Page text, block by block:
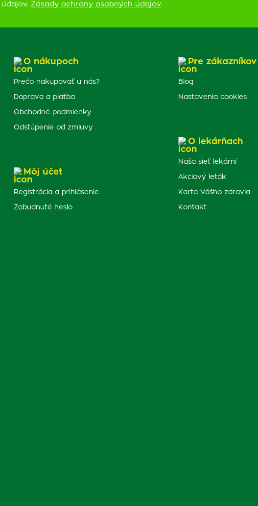
Zásady ochrany osobných údajov.
O nákupoch
Prečo nakupovať u nás?
Doprava a platba
Obchodné podmienky
Odstúpenie od zmluvy
Môj účet
Registrácia a prihlásenie
Zabudnuté heslo
Pre zákazníkov
Blog
Nastavenia cookies
O lekárňach
Naša sieť lekární
Akciový leták
Karta Vášho zdravia
Kontakt